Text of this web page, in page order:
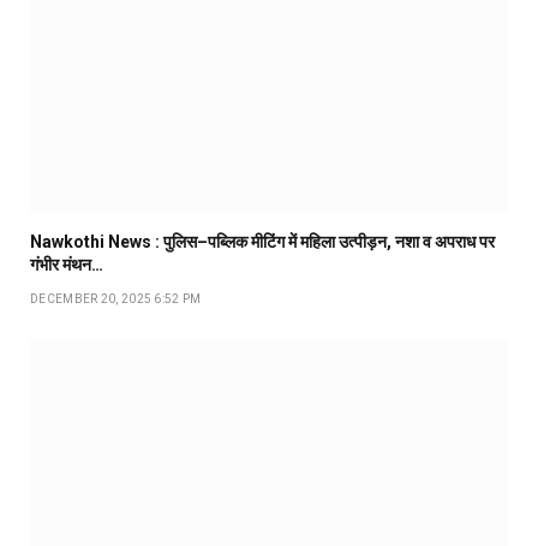
Nawkothi News : पुलिस–पब्लिक मीटिंग में महिला उत्पीड़न, नशा व अपराध पर
गंभीर मंथन…
DECEMBER 20, 2025 6:52 PM